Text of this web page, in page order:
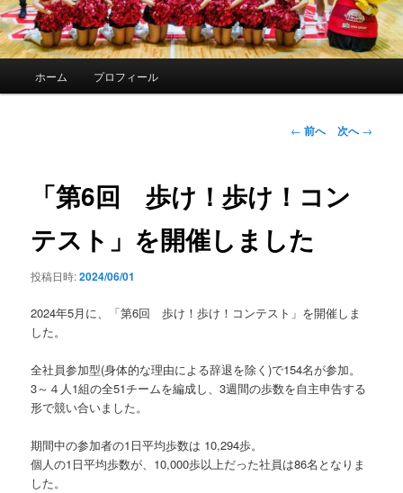
ホーム プロフィール
投
シ
← 前へ 次へ→
「第6回 歩け！歩け！コン
テスト」を開催しました
投稿日時:2024/06/01
2024年5月に、「第6回 歩け！歩け！コンテスト」を開催しま
した。
全社員参加型(身体的な理由による辞退を除く)で154名が参加。
3～４人1組の全51チームを編成し、3週間の歩数を自主申告する
形で競い合いました。
期間中の参加者の1日平均歩数は 10,294歩。
個人の1日平均歩数が、10,000歩以上だった社員は86名となりま
した。